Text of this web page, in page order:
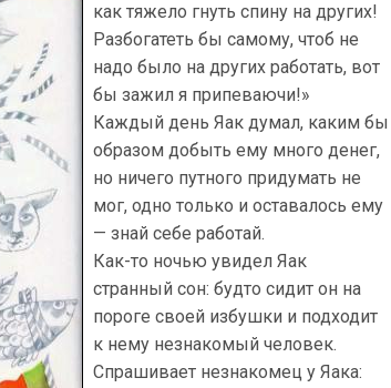
как тяжело гнуть спину на других!
Разбогатеть бы самому, чтоб не
надо было на других работать, вот
бы зажил я припеваючи!»
Каждый день Яак думал, каким бы
образом добыть ему много денег,
но ничего путного придумать не
мог, одно только и оставалось ему
— знай себе работай.
Как-то ночью увидел Яак
странный сон: будто сидит он на
пороге своей избушки и подходит
к нему незнакомый человек.
Спрашивает незнакомец у Яака: